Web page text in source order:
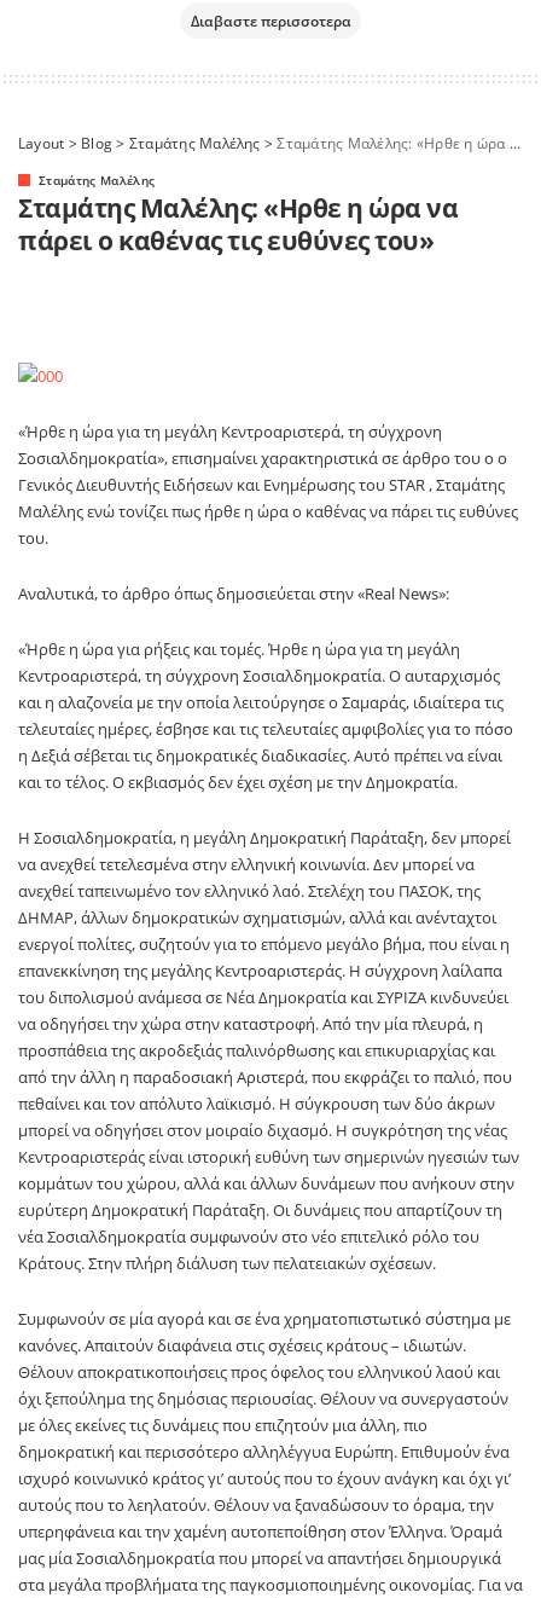
Διαβαστε περισσοτερα
Layout > Blog> Σταμάτης Μαλέλης >Σταμάτης Μαλέλης: «Ηρθε η ώρα να πάρει ο καθένας τις ευθύνες του»
Σταμάτης Μαλέλης
Σταμάτης Μαλέλης: «Ηρθε η ώρα να
πάρει ο καθένας τις ευθύνες του»
«Ήρθε η ώρα για τη μεγάλη Κεντροαριστερά, τη σύγχρονη
Σοσιαλδημοκρατία», επισημαίνει χαρακτηριστικά σε άρθρο του ο ο
Γενικός Διευθυντής Ειδήσεων και Ενημέρωσης του STAR , Σταμάτης
Μαλέλης ενώ τονίζει πως ήρθε η ώρα ο καθένας να πάρει τις ευθύνες
του.
Αναλυτικά, το άρθρο όπως δημοσιεύεται στην «Real News»:
«Ήρθε η ώρα για ρήξεις και τομές. Ήρθε η ώρα για τη μεγάλη
Κεντροαριστερά, τη σύγχρονη Σοσιαλδημοκρατία. Ο αυταρχισμός
και η αλαζονεία με την οποία λειτούργησε ο Σαμαράς, ιδιαίτερα τις
τελευταίες ημέρες, έσβησε και τις τελευταίες αμφιβολίες για το πόσο
η Δεξιά σέβεται τις δημοκρατικές διαδικασίες. Αυτό πρέπει να είναι
και το τέλος. Ο εκβιασμός δεν έχει σχέση με την Δημοκρατία.
Η Σοσιαλδημοκρατία, η μεγάλη Δημοκρατική Παράταξη, δεν μπορεί
να ανεχθεί τετελεσμένα στην ελληνική κοινωνία. Δεν μπορεί να
ανεχθεί ταπεινωμένο τον ελληνικό λαό. Στελέχη του ΠΑΣΟΚ, της
ΔΗΜΑΡ, άλλων δημοκρατικών σχηματισμών, αλλά και ανένταχτοι
ενεργοί πολίτες, συζητούν για το επόμενο μεγάλο βήμα, που είναι η
επανεκκίνηση της μεγάλης Κεντροαριστεράς. Η σύγχρονη λαίλαπα
του διπολισμού ανάμεσα σε Νέα Δημοκρατία και ΣΥΡΙΖΑ κινδυνεύει
να οδηγήσει την χώρα στην καταστροφή. Από την μία πλευρά, η
προσπάθεια της ακροδεξιάς παλινόρθωσης και επικυριαρχίας και
από την άλλη η παραδοσιακή Αριστερά, που εκφράζει το παλιό, που
πεθαίνει και τον απόλυτο λαϊκισμό. Η σύγκρουση των δύο άκρων
μπορεί να οδηγήσει στον μοιραίο διχασμό. Η συγκρότηση της νέας
Κεντροαριστεράς είναι ιστορική ευθύνη των σημερινών ηγεσιών των
κομμάτων του χώρου, αλλά και άλλων δυνάμεων που ανήκουν στην
ευρύτερη Δημοκρατική Παράταξη. Οι δυνάμεις που απαρτίζουν τη
νέα Σοσιαλδημοκρατία συμφωνούν στο νέο επιτελικό ρόλο του
Κράτους. Στην πλήρη διάλυση των πελατειακών σχέσεων.
Συμφωνούν σε μία αγορά και σε ένα χρηματοπιστωτικό σύστημα με
κανόνες. Απαιτούν διαφάνεια στις σχέσεις κράτους – ιδιωτών.
Θέλουν αποκρατικοποιήσεις προς όφελος του ελληνικού λαού και
όχι ξεπούλημα της δημόσιας περιουσίας. Θέλουν να συνεργαστούν
με όλες εκείνες τις δυνάμεις που επιζητούν μια άλλη, πιο
δημοκρατική και περισσότερο αλληλέγγυα Ευρώπη. Επιθυμούν ένα
ισχυρό κοινωνικό κράτος γι’ αυτούς που το έχουν ανάγκη και όχι γι’
αυτούς που το λεηλατούν. Θέλουν να ξαναδώσουν το όραμα, την
υπερηφάνεια και την χαμένη αυτοπεποίθηση στον Έλληνα. Όραμά
μας μία Σοσιαλδημοκρατία που μπορεί να απαντήσει δημιουργικά
στα μεγάλα προβλήματα της παγκοσμιοποιημένης οικονομίας. Για να